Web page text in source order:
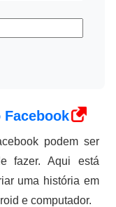
podem ser
fazer. Aqui está
uma história em
e computador.